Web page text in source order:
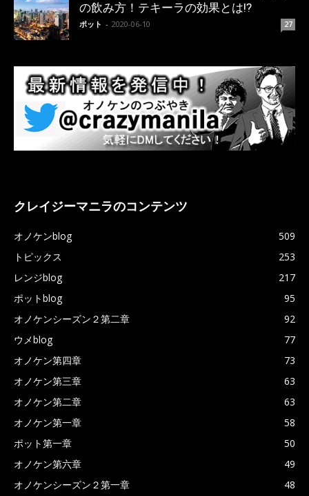
の飲み方！テキーラの効果とは!?
ポット - 2020-06-10 27
クレイジーマニラのコンテンツ
オノケンblog
509
トピックス
253
レンジblog
217
ポットblog
95
オノケンシーズン２第二章
92
ウメblog
77
オノケン第四章
73
オノケン第三章
63
オノケン第二章
63
オノケン第一章
58
ポット第一章
50
オノケン第六章
49
オノケンシーズン２第一章
48